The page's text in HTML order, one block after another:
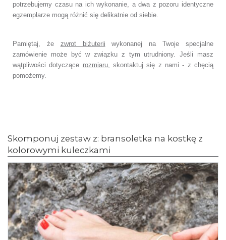
potrzebujemy czasu na ich wykonanie, a dwa z pozoru identyczne
egzemplarze mogą różnić się delikatnie od siebie.
Pamiętaj, że zwrot biżuterii wykonanej na Twoje specjalne
zamówienie może być w związku z tym utrudniony. Jeśli masz
wątpliwości dotyczące rozmiaru, skontaktuj się z nami - z chęcią
pomożemy.
Skomponuj zestaw z: bransoletka na kostkę z
kolorowymi kuleczkami